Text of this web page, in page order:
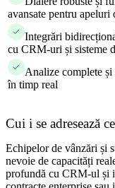
avansate pentru apeluri
Integrări
cu CRM-uri și sisteme
Analize complete
în timp real
Cui i se adresează
Echipelor de vânzări și
nevoie de capacități
profundă cu CRM-ul și